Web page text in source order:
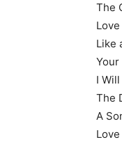
The
Like
Your
I
The
A